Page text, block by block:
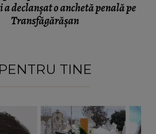
declanșat o anchetă penală pe
Transfăgărășan
PENTRU TINE